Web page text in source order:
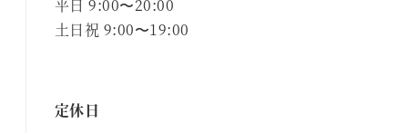
平日 9:00〜20:00
土日祝 9:00〜19:00
定休日